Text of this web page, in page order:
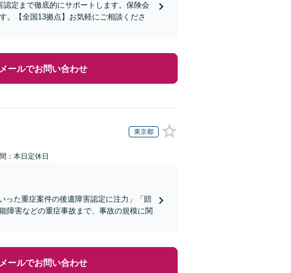
認定まで徹底的にサポートします。保険会
。【全国13拠点】お気軽にご相談くださ
メールでお問い合わせ
東京都
：本日定休日
った重症案件の後遺障害認定に注力」「賠
障害などの重症事故まで、事故の規模に関
メールでお問い合わせ